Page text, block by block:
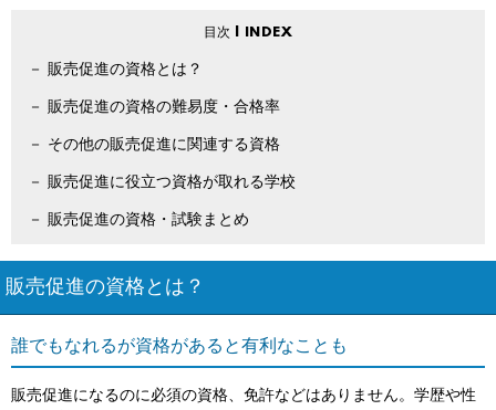
販売促進の資格とは？
販売促進の資格の難易度・合格率
その他の販売促進に関連する資格
販売促進に役立つ資格が取れる学校
販売促進の資格・試験まとめ
販売促進の資格とは？
誰でもなれるが資格があると有利なことも
販売促進になるのに必須の資格、免許などはありません。学歴や性